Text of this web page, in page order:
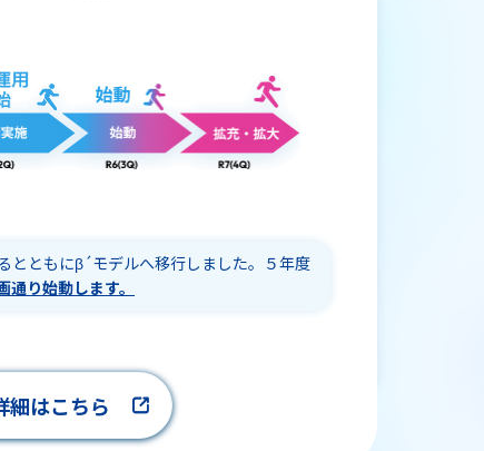
とともにβ´モデルへ移行しました。５年度
通り始動します。
細はこちら